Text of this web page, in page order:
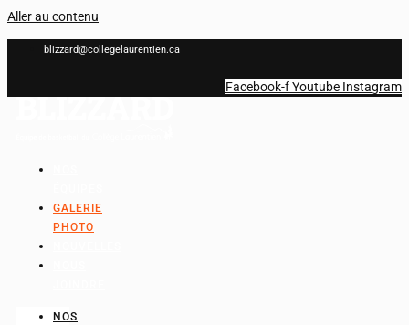
Aller au contenu
blizzard@collegelaurentien.ca
Facebook-fYoutube Instagram
GALERIE
PHOTO
NOS